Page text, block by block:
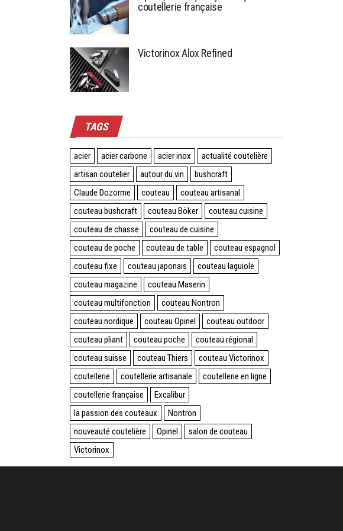
coutellerie française
Victorinox Alox Refined
TAGS
acier acier carbone acier inox
actualité coutelière
artisan coutelier
autour du vin
bushcraft
Claude Dozorme
couteau
couteau artisanal
couteau bushcraft
couteau Böker
couteau cuisine
couteau de chasse
couteau de cuisine
couteau de poche
couteau de table
couteau espagnol
couteau fixe
couteau japonais
couteau laguiole
couteau magazine
couteau Maserin
couteau multifonction
couteau Nontron
couteau nordique
couteau Opinel
couteau outdoor
couteau pliant
couteau poche
couteau régional
couteau suisse
couteau Thiers
couteau Victorinox
coutellerie
coutellerie artisanale
coutellerie en ligne
coutellerie française
Excalibur
la passion des couteaux
Nontron
nouveauté coutelière
Opinel
salon de couteau
Victorinox